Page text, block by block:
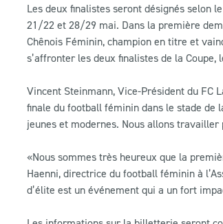
Les deux finalistes seront désignés selon
21/22 et 28/29 mai. Dans la première
Chênois Féminin, champion en titre et
s’affronter les deux finalistes de la
Vincent Steinmann, Vice-Président du FC
finale du football féminin dans le stade de
jeunes et modernes. Nous allons
«Nous sommes très heureux que la
Haenni, directrice du football féminin à
d’élite est un événement qui a un fort